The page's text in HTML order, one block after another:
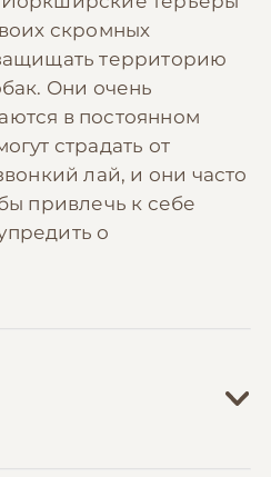
скромных
территорию
Они очень
в постоянном
страдать от
лай, и они часто
привлечь к себе
о